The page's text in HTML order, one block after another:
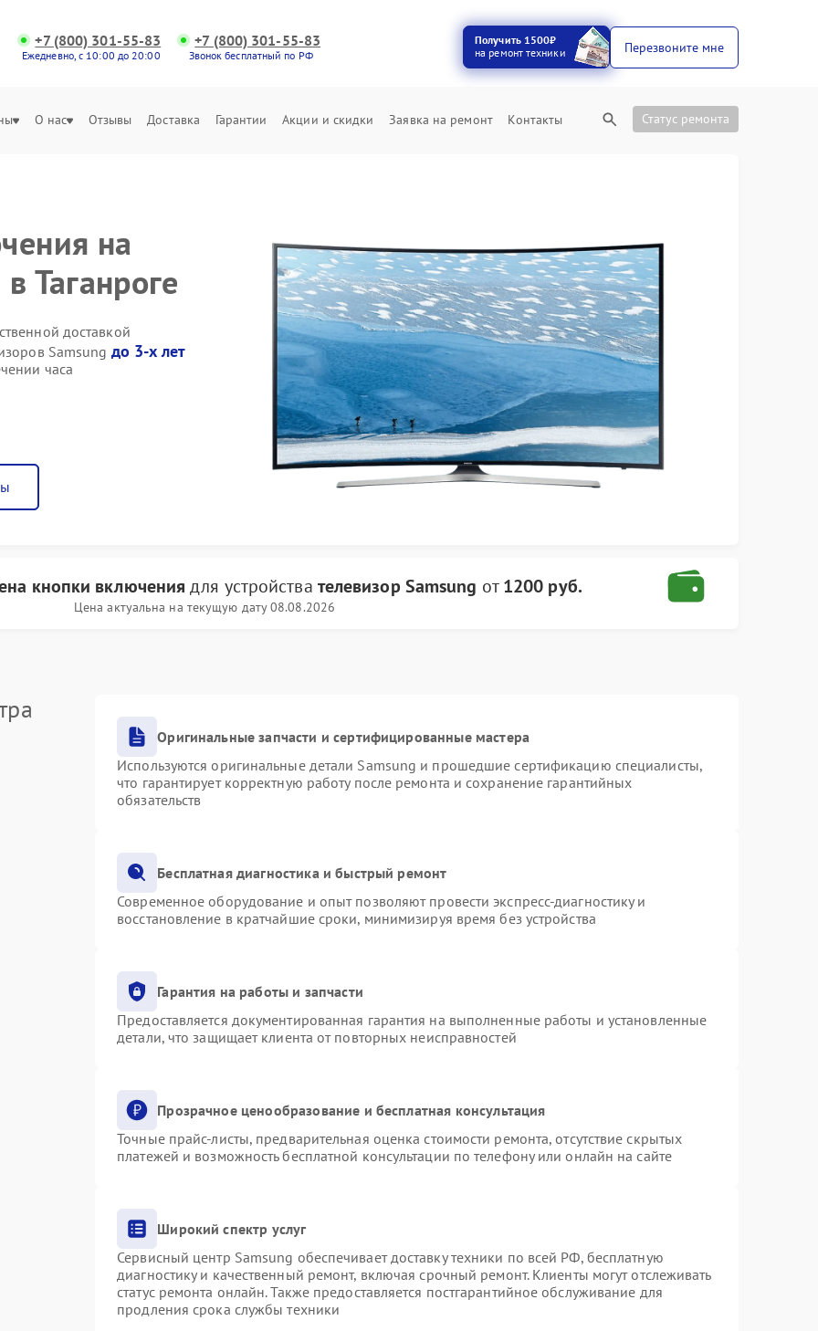
+7 (800) 301-55-83
Ежедневно, с 10:00 до 20:00
+7 (800) 301-55-83
Звонок бесплатный по РФ
Получить 1500₽
на ремонт техники
Перезвоните мне
О нас Отзывы Доставка Гарантии Акции и скидки Заявка на ремонт Контакты Статус ремонта
на
Таганроге
доставкой
Samsung до 3-х лет
часа
кнопки включения для устройства телевизор Samsung от1200 руб.
Цена актуальна на текущую дату 08.08.2026
Оригинальные запчасти и сертифицированные мастера
Используются оригинальные детали Samsung и прошедшие сертификацию специалисты,
что гарантирует корректную работу после ремонта и сохранение гарантийных
обязательств
Бесплатная диагностика и быстрый ремонт
Современное оборудование и опыт позволяют провести экспресс-диагностику и
восстановление в кратчайшие сроки, минимизируя время без устройства
Гарантия на работы и запчасти
Предоставляется документированная гарантия на выполненные работы и установленные
детали, что защищает клиента от повторных неисправностей
Прозрачное ценообразование и бесплатная консультация
Точные прайс-листы, предварительная оценка стоимости ремонта, отсутствие скрытых
платежей и возможность бесплатной консультации по телефону или онлайн на сайте
Широкий спектр услуг
Сервисный центр Samsung обеспечивает доставку техники по всей РФ, бесплатную
диагностику и качественный ремонт, включая срочный ремонт. Клиенты могут отслеживать
статус ремонта онлайн. Также предоставляется постгарантийное обслуживание для
продления срока службы техники